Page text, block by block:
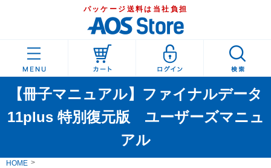
パッケージ送料は当社負担
【冊子マニュアル】ファイナルデータ
11plus 特別復元版 ユーザーズマニュ
アル
HOME